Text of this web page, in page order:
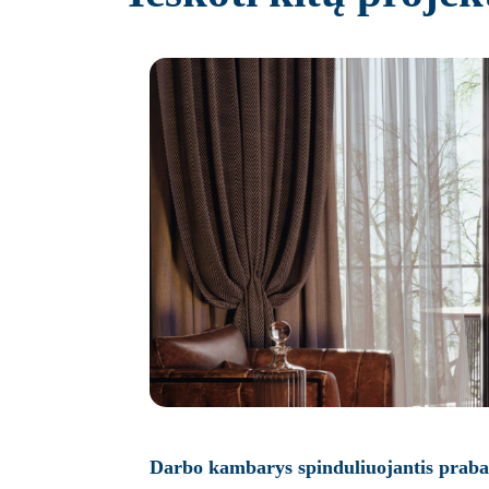
Darbo kambarys spinduliuojantis